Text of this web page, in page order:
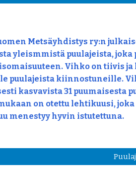
Metsäyhdistys ry:n
yleismmistä puulajeista,
Vihko on tiivis
puulajeista kiinnostuneille.
kasvavista 31 puumaisesta
on otettu lehtikuusi,
menestyy hyvin istutettuna.